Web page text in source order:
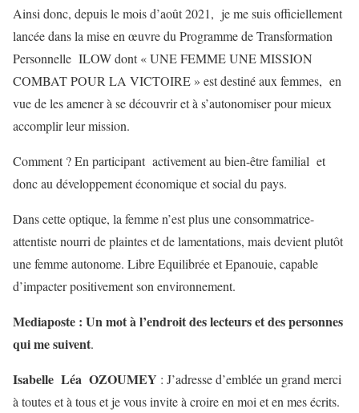
Ainsi donc, depuis le mois d’août 2021, je me suis officiellement
lancée dans la mise en œuvre du Programme de Transformation
Personnelle ILOW dont « UNE FEMME UNE MISSION
COMBAT POUR LA VICTOIRE » est destiné aux femmes, en
vue de les amener à se découvrir et à s’autonomiser pour mieux
accomplir leur mission.
Comment ? En participant activement au bien-être familial et
donc au développement économique et social du pays.
Dans cette optique, la femme n’est plus une consommatrice-
attentiste nourri de plaintes et de lamentations, mais devient plutôt
une femme autonome. Libre Equilibrée et Epanouie, capable
d’impacter positivement son environnement.
Mediaposte : Un mot à l’endroit des lecteurs et des personnes
qui me suivent.
Isabelle Léa OZOUMEY : J’adresse d’emblée un grand merci
à toutes et à tous et je vous invite à croire en moi et en mes écrits.